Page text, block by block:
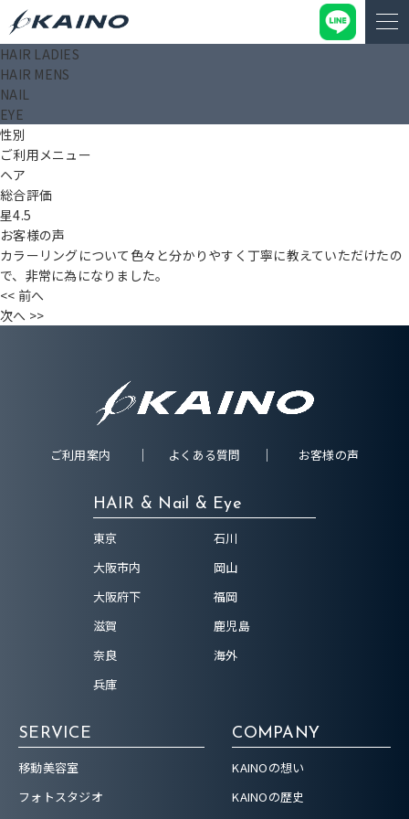
HAIR LADIES
HAIR MENS
NAIL
EYE
松永 賢治
投稿日： 2025.08.28
タイトル（〇〇様）
年齢
性別
ご利用メニュー
ヘア
総合評価
星4.5
お客様の声
カラーリングについて色々と分かりやすく丁寧に教えていただけたの
で、非常に為になりました。
<< 前へ
次へ >>
ご利用案内 よくある質問 お客様の声
HAIR & Nail & Eye
東京
大阪市内
大阪府下
滋賀
奈良
兵庫
石川
岡山
福岡
鹿児島
海外
SERVICE
移動美容室
フォトスタジオ
COMPANY
KAINOの想い
KAINOの歴史